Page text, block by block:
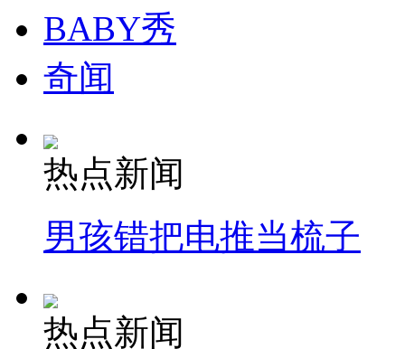
BABY秀
奇闻
热点新闻
男孩错把电推当梳子
热点新闻